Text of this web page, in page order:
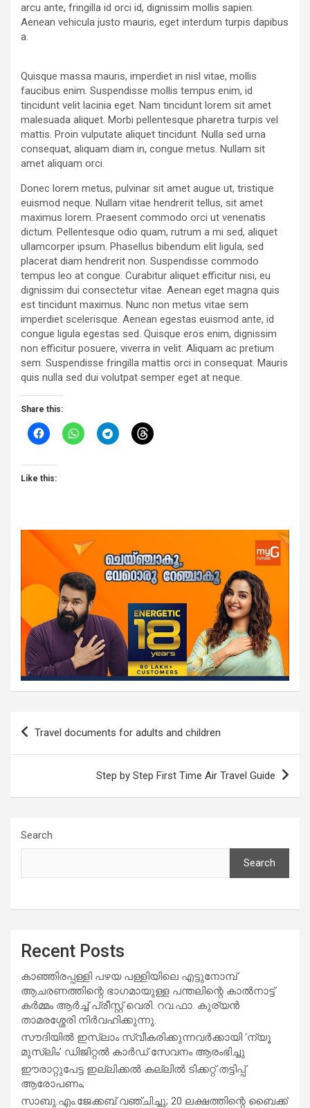
arcu ante, fringilla id orci id, dignissim mollis sapien.
Aenean vehicula justo mauris, eget interdum turpis dapibus
a.
Quisque massa mauris, imperdiet in nisl vitae, mollis
faucibus enim. Suspendisse mollis tempus enim, id
tincidunt velit lacinia eget. Nam tincidunt lorem sit amet
malesuada aliquet. Morbi pellentesque pharetra turpis vel
mattis. Proin vulputate aliquet tincidunt. Nulla sed urna
consequat, aliquam diam in, congue metus. Nullam sit
amet aliquam orci.
Donec lorem metus, pulvinar sit amet augue ut, tristique
euismod neque. Nullam vitae hendrerit tellus, sit amet
maximus lorem. Praesent commodo orci ut venenatis
dictum. Pellentesque odio quam, rutrum a mi sed, aliquet
ullamcorper ipsum. Phasellus bibendum elit ligula, sed
placerat diam hendrerit non. Suspendisse commodo
tempus leo at congue. Curabitur aliquet efficitur nisi, eu
dignissim dui consectetur vitae. Aenean eget magna quis
est tincidunt maximus. Nunc non metus vitae sem
imperdiet scelerisque. Aenean egestas euismod ante, id
congue ligula egestas sed. Quisque eros enim, dignissim
non efficitur posuere, viverra in velit. Aliquam ac pretium
sem. Suspendisse fringilla mattis orci in consequat. Mauris
quis nulla sed dui volutpat semper eget at neque.
Share this:
Like this:
Post
Travel documents for adults and children
Step by Step First Time Air Travel Guide
Search
Search
Recent Posts
കാഞ്ഞിരപ്പള്ളി പഴയ പള്ളിയിലെ എട്ടുനോമ്പ്
ആചരണത്തിന്റെ ഭാഗമായുള്ള പന്തലിന്റെ കാൽനാട്ട്
കർമ്മം ആർച്ച് പ്രീസ്റ്റ് വെരി. റവ.ഫാ. കുര്യൻ
താമരശ്ശേരി നിർവഹിക്കുന്നു.
സൗദിയില്‍ ഇസ്‌ലാം സ്വീകരിക്കുന്നവര്‍ക്കായി ‘ന്യൂ
മുസ്ലിം’ ഡിജിറ്റല്‍ കാര്‍ഡ് സേവനം ആരംഭിച്ചു
ഈരാറ്റുപേട്ട ഇല്ലിക്കൽ കല്ലിൽ ടിക്കറ്റ് തട്ടിപ്പ്
ആരോപണം;
സാബു.എം.ജേക്കബ് വഞ്ചിച്ചു; 20 ലക്ഷത്തിന്റെ ബൈക്ക്